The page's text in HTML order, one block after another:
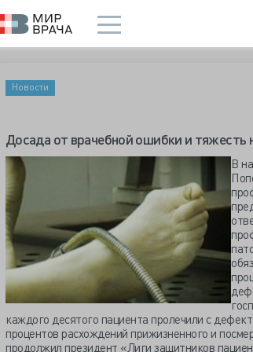
Новости
Досада от врачебной ошибки и тяжесть
В
каждого десятого пациента пролечили с
процентов расхождений прижизненного и
продолжил президент «Лиги защитников